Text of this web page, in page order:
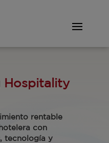
Hospitality
rentable
con
tecnología y